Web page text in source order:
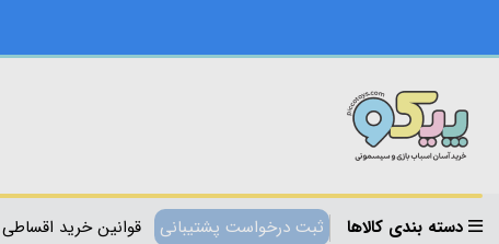
دسته بندی کالاها ثبت درخواست پشتیبانی قوانین خرید اقساطی